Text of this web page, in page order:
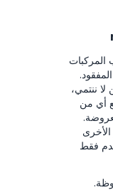
لا ننتمي،
أي من
الأخرى
فقط